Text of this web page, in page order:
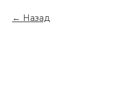
Назад